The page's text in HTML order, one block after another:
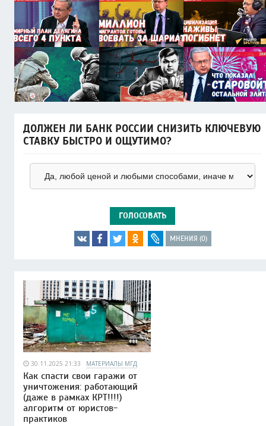
ДОЛЖЕН ЛИ БАНК РОССИИ СНИЗИТЬ КЛЮЧЕВУЮ
СТАВКУ БЫСТРО И ОЩУТИМО?
ГОЛОСОВАТЬ
МНЕНИЯ (0)
30.11.2025 21:33 МАТЕРИАЛЫ МГД
Как спасти свои гаражи от
уничтожения: работающий
(даже в рамках КРТ!!!!)
алгоритм от юристов-
практиков